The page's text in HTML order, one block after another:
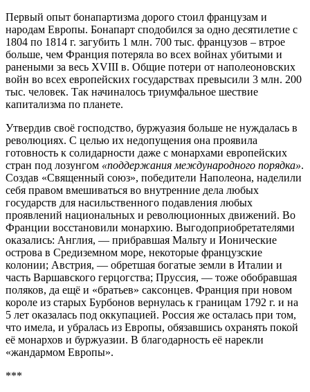
Первый опыт бонапартизма дорого стоил французам и
народам Европы. Бонапарт сподобился за одно десятилетие с
1804 по 1814 г. загубить 1 млн. 700 тыс. французов – втрое
больше, чем Франция потеряла во всех войнах убитыми и
ранеными за весь XVIII в. Общие потери от наполеоновских
войн во всех европейских государствах превысили 3 млн. 200
тыс. человек. Так начиналось триумфальное шествие
капитализма по планете.
Утвердив своё господство, буржуазия больше не нуждалась в
революциях. С целью их недопущения она проявила
готовность к солидарности даже с монархами европейских
стран под лозунгом «поддержания международного порядка».
Создав «Священный союз», победители Наполеона, наделили
себя правом вмешиваться во внутренние дела любых
государств для насильственного подавления любых
проявлений национальных и революционных движений. Во
Франции восстановили монархию. Выгодоприобретателями
оказались: Англия, — прибравшая Мальту и Ионические
острова в Средиземном море, некоторые французские
колонии; Австрия, — обретшая богатые земли в Италии и
часть Варшавского герцогства; Пруссия, — тоже обобравшая
поляков, да ещё и «братьев» саксонцев. Франция при новом
короле из старых Бурбонов вернулась к границам 1792 г. и на
5 лет оказалась под оккупацией. Россия же осталась при том,
что имела, и убралась из Европы, обязавшись охранять покой
её монархов и буржуазии. В благодарность её нарекли
«жандармом Европы».
***